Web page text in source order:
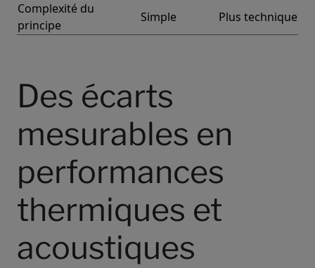
Complexité du
principe
Simple Plus technique
Des écarts
mesurables en
performances
thermiques et
acoustiques